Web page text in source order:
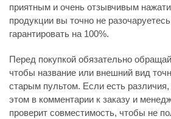
приятным и очень отзывчивым
продукции вы точно не
гарантировать на 100%.
Перед покупкой обязательно
чтобы название или внешний вид
старым пультом. Если есть
этом в комментарии к заказу и
проверит совместимость, чтобы не